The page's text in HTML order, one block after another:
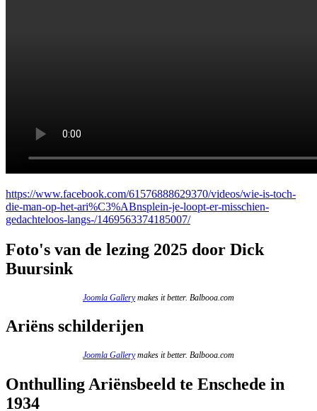
https://www.facebook.com/61576888629370/videos/wie-is-toch-
die-man-op-het-ari%C3%ABnsplein-je-loopt-er-misschien-
gedachteloos-langs-/1469563374185007/
Foto's van de lezing 2025 door Dick
Buursink
Joomla Gallerymakes it better. Balbooa.com
Ariëns schilderijen
Joomla Gallerymakes it better. Balbooa.com
Onthulling Ariënsbeeld te Enschede in
1934